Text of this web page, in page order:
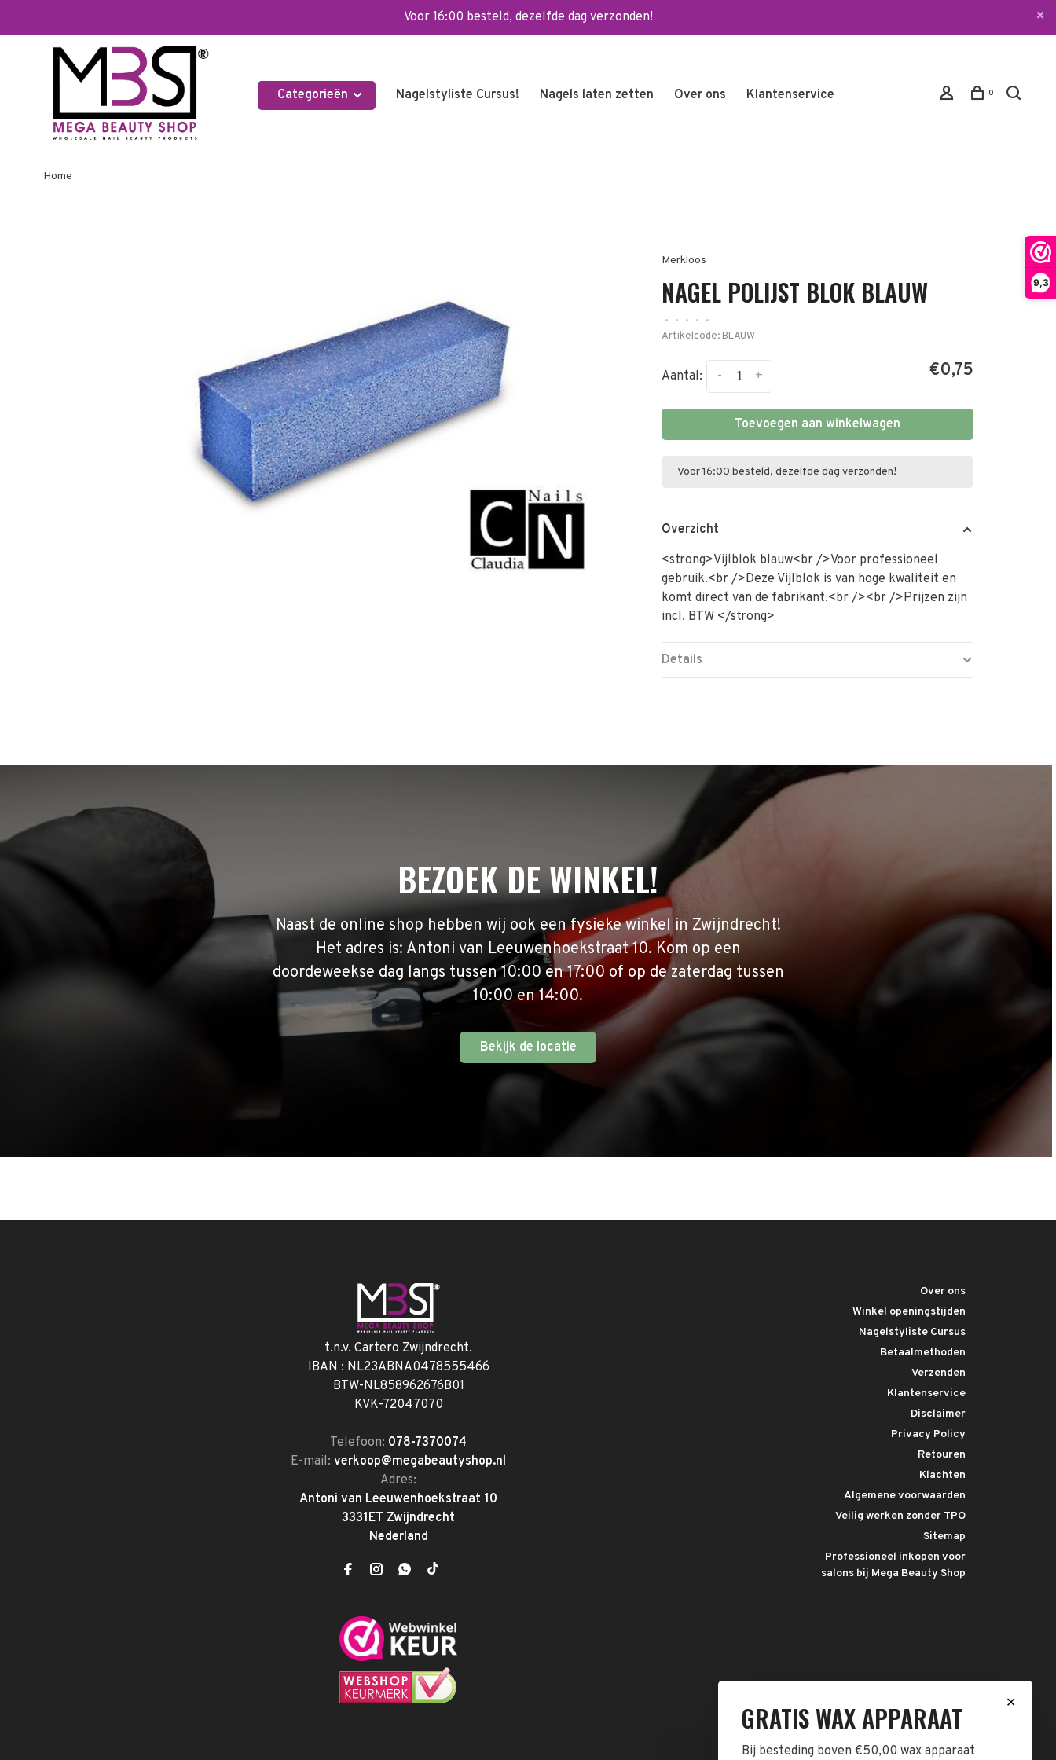
9,3
Voor 16:00 besteld, dezelfde dag verzonden!
Categorieën Nagelstyliste Cursus! Nagels laten zetten Over ons Klantenservice 0
Home
Merkloos
NAGEL POLIJST BLOK BLAUW
• • • •
•
Artikelcode: BLAUW
Aantal: +
- €0,75
Toevoegen aan winkelwagen
Voor 16:00 besteld, dezelfde dag verzonden!
Overzicht
<strong>Vijlblok blauw<br />Voor professioneel
gebruik.<br />Deze Vijlblok is van hoge kwaliteit en
komt direct van de fabrikant.<br /><br />Prijzen zijn
incl. BTW </strong>
Details
BEZOEK DE WINKEL!
Naast de online shop hebben wij ook een fysieke winkel in Zwijndrecht!
Het adres is: Antoni van Leeuwenhoekstraat 10. Kom op een
doordeweekse dag langs tussen 10:00 en 17:00 of op de zaterdag tussen
10:00 en 14:00.
Bekijk de locatie
t.n.v. Cartero Zwijndrecht.
IBAN : NL23ABNA0478555466
BTW-NL858962676B01
KVK-72047070
Telefoon: 078-7370074
E-mail:verkoop@megabeautyshop.nl
Adres:
Antoni van Leeuwenhoekstraat 10
3331ET Zwijndrecht
Nederland
Over ons
Winkel openingstijden
Nagelstyliste Cursus
Betaalmethoden
Verzenden
Klantenservice
Disclaimer
Privacy Policy
Retouren
Klachten
Algemene voorwaarden
Veilig werken zonder TPO
Sitemap
Professioneel inkopen voor
salons bij Mega Beauty Shop
✕
GRATIS WAX APPARAAT
Bij besteding boven €50,00 wax apparaat